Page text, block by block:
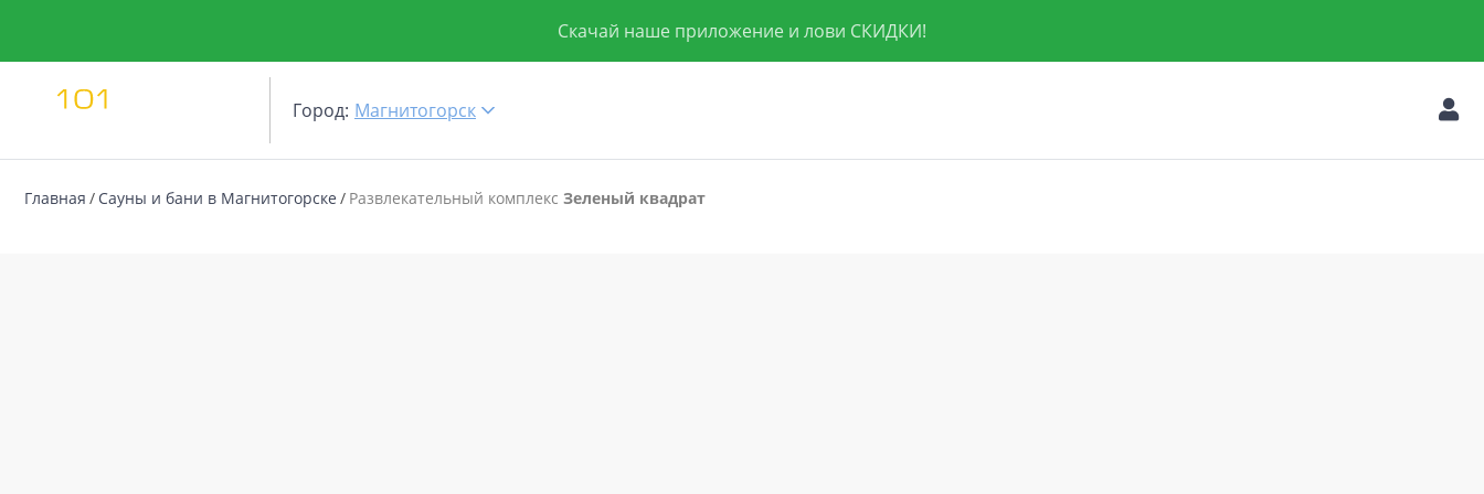
Скачай наше приложение и лови СКИДКИ!
Город: Магнитогорск
Главная Сауны и бани в Магнитогорске Развлекательный комплекс Зеленый квадрат